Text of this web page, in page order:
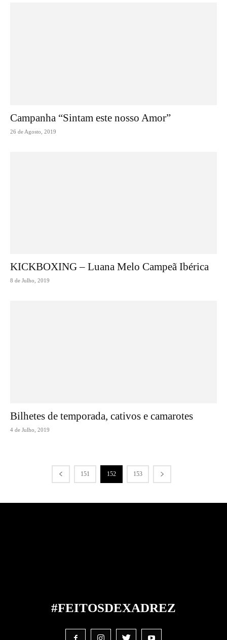
Campanha “Sintam este nosso Amor”
26 de Agosto, 2019
KICKBOXING – Luana Melo Campeã Ibérica
8 de Julho, 2019
Bilhetes de temporada, cativos e camarotes
4 de Julho, 2019
151 152 153
#FEITOSDEXADREZ